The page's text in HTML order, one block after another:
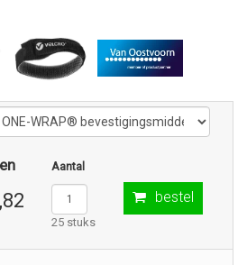
Aantal
25 stuks
bestel